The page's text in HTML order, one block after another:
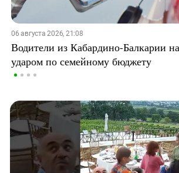
06 августа 2026, 21:08
Водители из Кабардино-Балкарии
ударом по семейному бюджету